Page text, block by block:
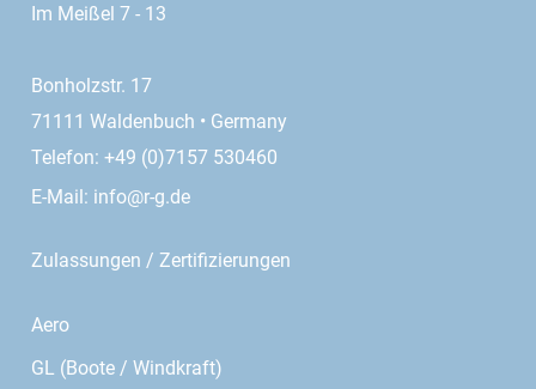
Im Meißel 7 - 13
Bonholzstr. 17
71111 Waldenbuch • Germany
Telefon: +49 (0)7157 530460
E-Mail: info@r-g.de
Zulassungen / Zertifizierungen
Aero
GL (Boote / Windkraft)